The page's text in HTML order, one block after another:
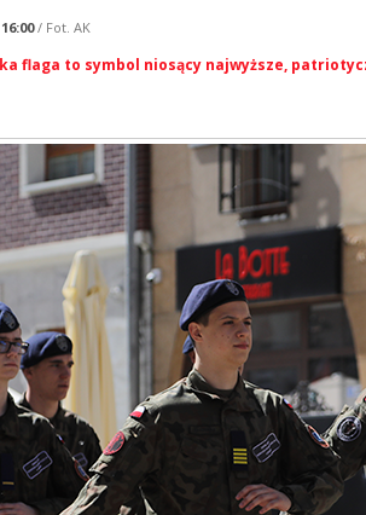
/ Fot. AK
flaga to symbol niosący najwyższe,